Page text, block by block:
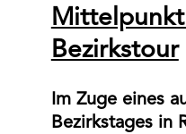
Bezirkstour
Im Zuge eines
Bezirkstages in